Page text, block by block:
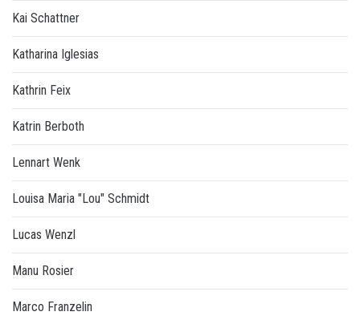
Kai Schattner
Katharina Iglesias
Kathrin Feix
Katrin Berboth
Lennart Wenk
Louisa Maria "Lou" Schmidt
Lucas Wenzl
Manu Rosier
Marco Franzelin